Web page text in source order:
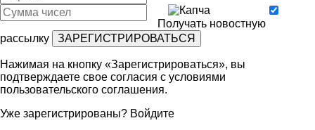
Получать новостную
рассылку
Нажимая на кнопку «Зарегистрироваться», вы
подтверждаете свое согласия с условиями
пользовательского соглашения.
Уже зарегистрированы? Войдите